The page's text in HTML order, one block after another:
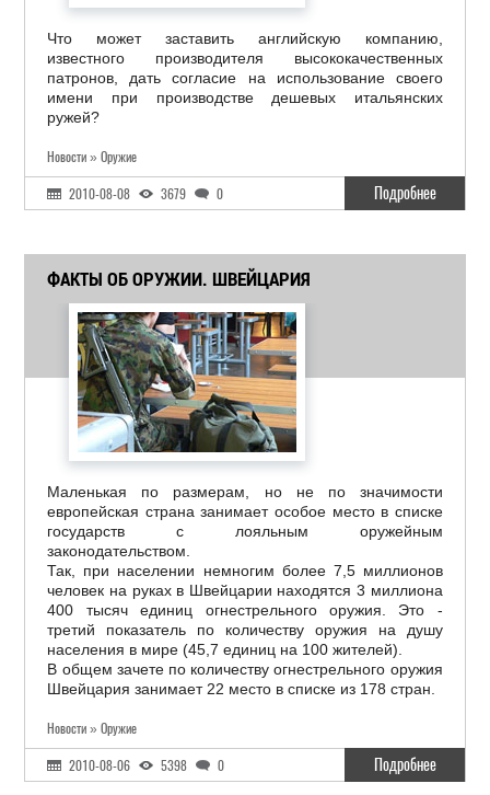
Что может заставить английскую компанию,
известного производителя высококачественных
патронов, дать согласие на использование своего
имени при производстве дешевых итальянских
ружей?
Новости » Оружие
2010-08-08 3679 0 Подробнее
ФАКТЫ ОБ ОРУЖИИ. ШВЕЙЦАРИЯ
Маленькая по размерам, но не по значимости
европейская страна занимает особое место в списке
государств с лояльным оружейным
законодательством.
Так, при населении немногим более 7,5 миллионов
человек на руках в Швейцарии находятся 3 миллиона
400 тысяч единиц огнестрельного оружия. Это -
третий показатель по количеству оружия на душу
населения в мире (45,7 единиц на 100 жителей).
В общем зачете по количеству огнестрельного оружия
Швейцария занимает 22 место в списке из 178 стран.
Новости » Оружие
2010-08-06 5398 0 Подробнее